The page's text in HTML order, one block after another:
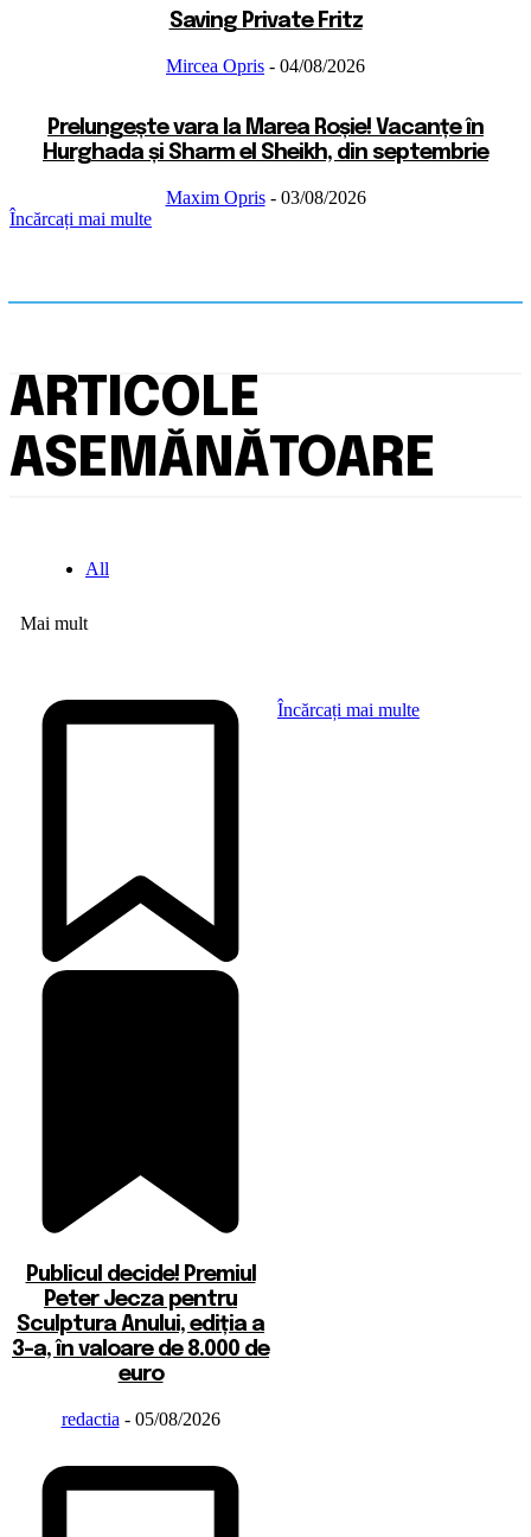
Saving Private Fritz
Mircea Opris - 04/08/2026
Prelungește vara la Marea Roșie! Vacanțe în
Hurghada și Sharm el Sheikh, din septembrie
Maxim Opris - 03/08/2026
Încărcați mai multe
ARTICOLE
ASEMĂNĂTOARE
All
Mai mult
Publicul decide! Premiul
Peter Jecza pentru
Sculptura Anului, ediția a
3-a, în valoare de 8.000 de
euro
redactia - 05/08/2026
Încărcați mai multe